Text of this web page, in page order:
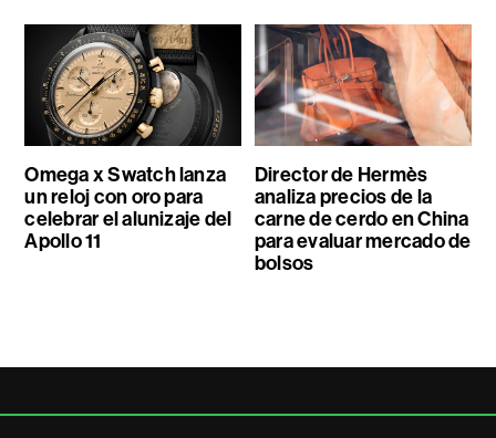
Omega x Swatch lanza
un reloj con oro para
celebrar el alunizaje del
Apollo 11
Director de Hermès
analiza precios de la
carne de cerdo en China
para evaluar mercado de
bolsos